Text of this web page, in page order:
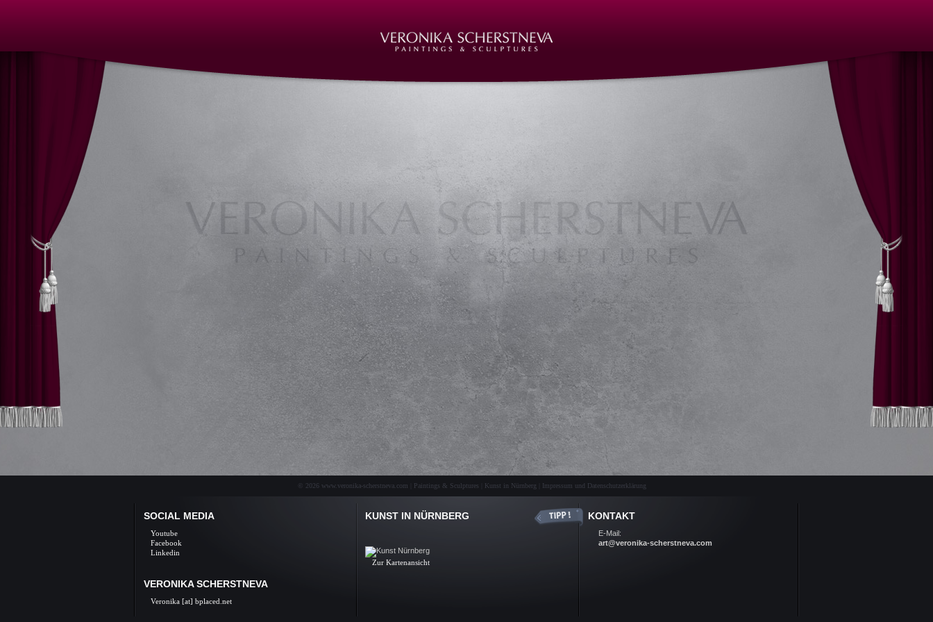
Oil on canvas, oil painting, oil paintings, Acrylic on canvas, acrylic paintings, acrylic paintings, Art in Nuernberg, Germany, Gallery, Art, Artist, Nuremberg, Germany, Skulpturen, Bronze, Keramik, Kunstguss, Sculptures, bronze, ceramic, art
castings, Auftragsarbeiten Kunst, Skulpturen, Film, Kunstunterricht, Unterricht, Privatunterricht, Kunstkurse, Malkurse, Kunstseminare
Kunstmalerei, Malerei, Ölmalerei, Ölgemälde, Öl auf Leinwand, Ölbilder, Bilder in Öl, Nürnberg
© 2026 www.veronika-scherstneva.com | Paintings & Sculptures | Kunst in Nürnberg | Impressum und Datenschutzerklärung
SOCIAL MEDIA
Youtube
Facebook
Linkedin
VERONIKA SCHERSTNEVA
Veronika [at] bplaced.net
KUNST IN NÜRNBERG
Zur Kartenansicht
KONTAKT
E-Mail:
art@veronika-scherstneva.com